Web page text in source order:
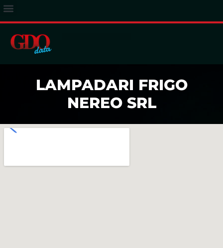
LAMPADARI FRIGO
NEREO SRL